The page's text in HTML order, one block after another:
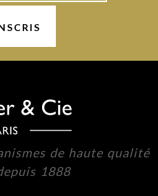
de haute qualité
1888